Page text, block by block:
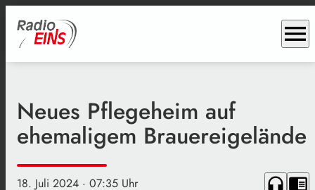
menu
Neues Pflegeheim auf
ehemaligem Brauereigelände
18. Juli 2024 · 07:35 Uhr headphones chrome_reader_mode